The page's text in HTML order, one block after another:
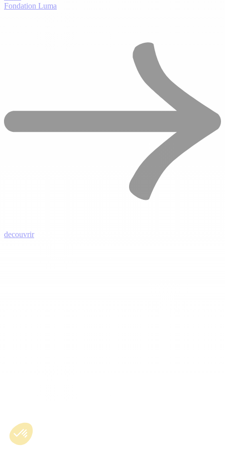
Fondation Luma
decouvrir